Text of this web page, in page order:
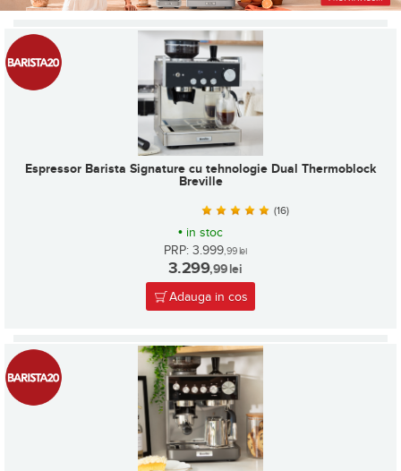
Espressor Barista Signature cu tehnologie Dual Thermoblock
Breville
(16)
• in stoc
PRP: 3.999 ,99lei
3.299,99lei
Adauga in cos